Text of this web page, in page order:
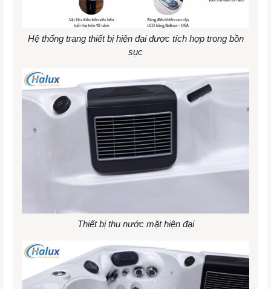
Hệ thống trang thiết bị hiện đại được tích hợp trong bồn
sục
Thiết bị thu nước mặt hiện đại